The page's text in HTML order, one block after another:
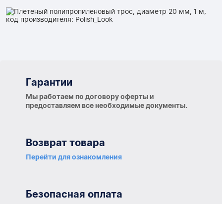
Гарантии
Мы работаем по договору оферты и
предоставляем все необходимые документы.
Возврат товара
Перейти для ознакомления
Безопасная оплата